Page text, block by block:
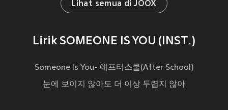
Lihat semua di JOOX
Lirik SOMEONE IS YOU (INST.)
Someone Is You- 애프터스쿨(After School)
눈에 보이지 않아도 더 이상 두렵지 않아